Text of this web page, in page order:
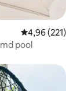
4,96 av 5 i
4,96 (221)
pool